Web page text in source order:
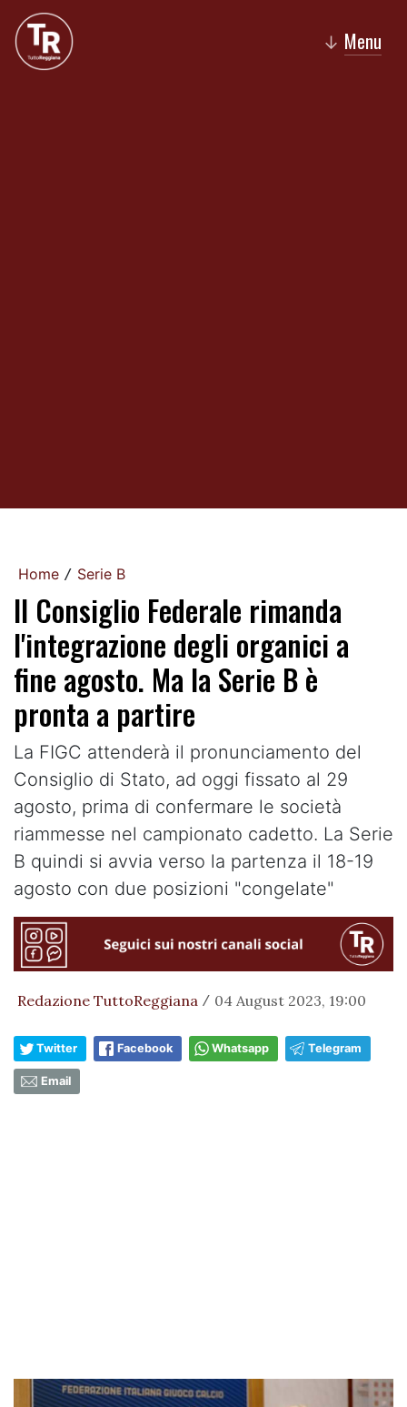
↓ Menu
Home / Serie B
Il Consiglio Federale rimanda
l'integrazione degli organici a
fine agosto. Ma la Serie B è
pronta a partire
La FIGC attenderà il pronunciamento del
Consiglio di Stato, ad oggi fissato al 29
agosto, prima di confermare le società
riammesse nel campionato cadetto. La Serie
B quindi si avvia verso la partenza il 18-19
agosto con due posizioni "congelate"
Redazione TuttoReggiana / 04 August 2023, 19:00
Twitter Facebook Whatsapp Telegram
Email